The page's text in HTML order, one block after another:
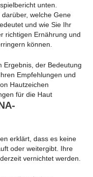
unten.
welche Gene
und wie Sie Ihr
richtigen Ernährung und
können.
für die Haut
erklärt, dass es keine
oder weitergibt. Ihre
vernichtet werden.